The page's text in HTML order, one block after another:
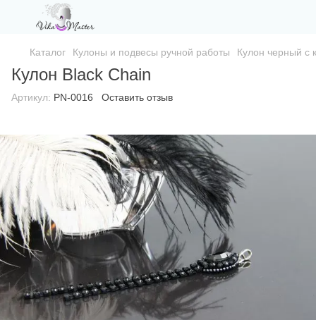
Каталог Кулоны и подвесы ручной работы Кулон черный с
Кулон Black Chain
Артикул: PN-0016 Оставить отзыв